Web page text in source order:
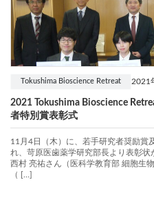
2021
Tokushima Bioscience Retreat
2021 Tokushima Bioscience
者特別賞表彰式
11月4日（木）に、若手研究者奨励賞
れ、苛原医歯薬学研究部長より表彰
西村 亮祐さん（医科学教育部 細胞生
（ […]